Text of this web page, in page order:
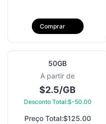
Bangladesh
Bélgica
Comprar
50GB
A partir de
$2.5/GB
Desconto Total:$-50.00
Preço Total:$125.00